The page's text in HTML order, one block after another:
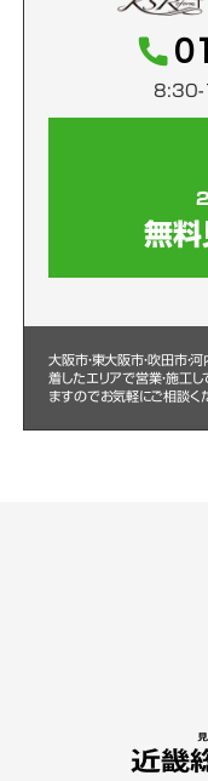
8:30-
無料
大阪市・東大阪市・吹田市・
着したエリアで営業・施工し
ますのでお気軽にご相談く